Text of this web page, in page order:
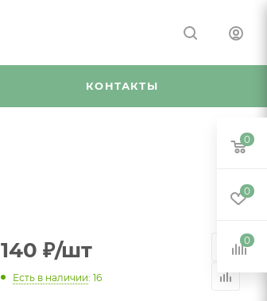
КОНТАКТЫ
140 ₽/шт
Есть в наличии: 16
0
0
0